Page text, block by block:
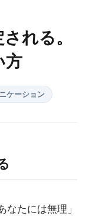
れる。
方
ケーション
なたには無理」